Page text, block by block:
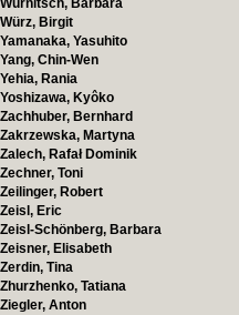
Wurnitsch, Barbara
Würz, Birgit
Yamanaka, Yasuhito
Yang, Chin-Wen
Yehia, Rania
Yoshizawa, Kyôko
Zachhuber, Bernhard
Zakrzewska, Martyna
Zalech, Rafał Dominik
Zechner, Toni
Zeilinger, Robert
Zeisl, Eric
Zeisl-Schönberg, Barbara
Zeisner, Elisabeth
Zerdin, Tina
Zhurzhenko, Tatiana
Ziegler, Anton